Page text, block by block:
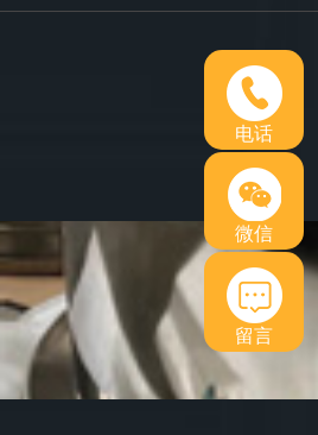
电话
微信
留言